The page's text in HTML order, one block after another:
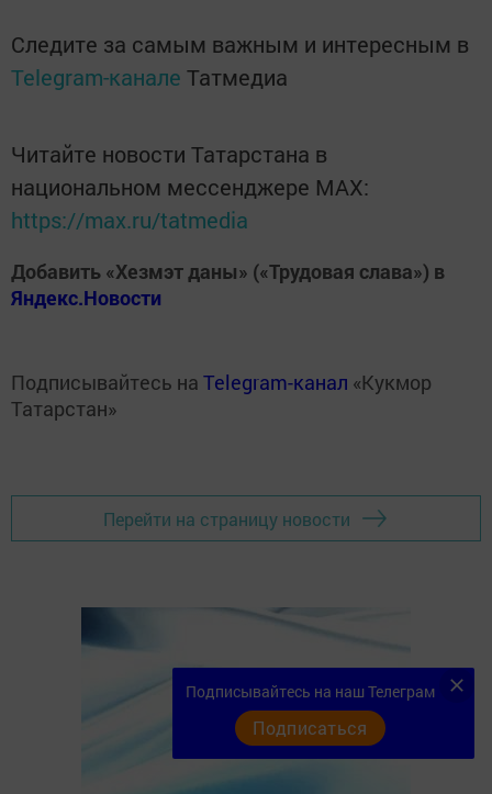
Следите за самым важным и интересным в
Telegram-канале Татмедиа
Читайте новости Татарстана в
национальном мессенджере MАХ:
https://max.ru/tatmedia
Добавить «Хезмэт даны» («Трудовая слава») в
Яндекс.Новости
Подписывайтесь на Telegram-канал «Кукмор
Татарстан»
Перейти на страницу новости
Подписывайтесь на наш Телеграм
Подписаться